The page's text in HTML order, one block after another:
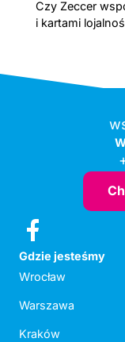
Czy Zeccer
i kartami
Gdzie jesteśmy
Wrocław
Warszawa
Kraków